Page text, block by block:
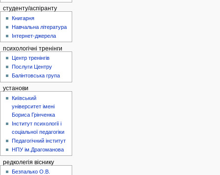
студенту/аспіранту
Книгарня
Навчальна література
Інтернет-джерела
психологічні тренінги
Центр тренінгів
Послуги Центру
Балінтовська група
установи
Київський
університет імені
Бориса Грінченка
Інститут психології і
соціальної педагогіки
Педагогічний інститут
НПУ ім.Драгоманова
редколегія віснику
Безпалько О.В.